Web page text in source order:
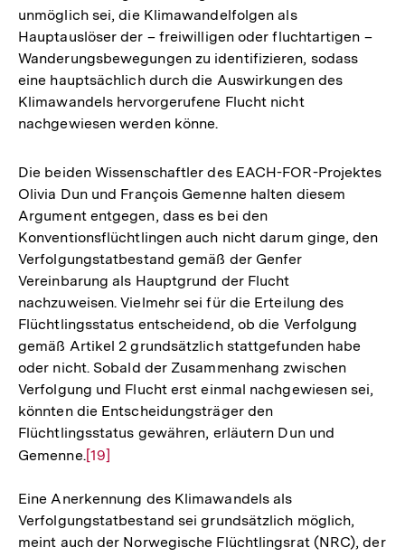
unmöglich sei, die Klimawandelfolgen als
Hauptauslöser der – freiwilligen oder fluchtartigen –
Wanderungsbewegungen zu identifizieren, sodass
eine hauptsächlich durch die Auswirkungen des
Klimawandels hervorgerufene Flucht nicht
nachgewiesen werden könne.
Die beiden Wissenschaftler des EACH-FOR-Projektes
Olivia Dun und François Gemenne halten diesem
Argument entgegen, dass es bei den
Konventionsflüchtlingen auch nicht darum ginge, den
Verfolgungstatbestand gemäß der Genfer
Vereinbarung als Hauptgrund der Flucht
nachzuweisen. Vielmehr sei für die Erteilung des
Flüchtlingsstatus entscheidend, ob die Verfolgung
gemäß Artikel 2 grundsätzlich stattgefunden habe
oder nicht. Sobald der Zusammenhang zwischen
Verfolgung und Flucht erst einmal nachgewiesen sei,
könnten die Entscheidungsträger den
Flüchtlingsstatus gewähren, erläutern Dun und
Gemenne.Zur
der
Fußnote
[19]
Eine Anerkennung des Klimawandels als
Verfolgungstatbestand sei grundsätzlich möglich,
meint auch der Norwegische Flüchtlingsrat (NRC), der